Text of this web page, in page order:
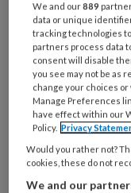
Mark Rutte tijdens het
De Kamer
rapport
van
We and our889
data or unique
tracking technologies
partners process data
consent will disable
you see may not be as
change your choices
Manage Preferences
have effect within our
Policy. Privacy
Would you rather not?
cookies, these do not
We and our